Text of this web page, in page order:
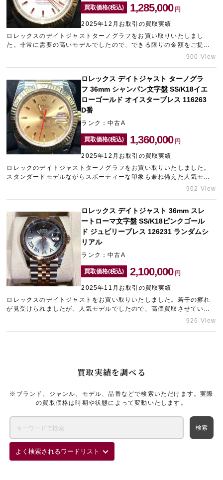
買取実績を調べる
※ブランド、ジャンル、モデル、品番などで検索いただけます。実際
の買取価格は時期や状態によって変動いたします。
よく検索されるワードリスト
です。ブランド時計の高価買取をご希望の方は、ぜひ新宿東口にある
ブランド買取店「ギャラリーレア新宿東口店」にお任せください。
買取価格(税込) 1,285,000 円
2025年12月お取引の買取実績
ロレックスのデイトジャストターノグラフをお買い取りいたしまし
た。非常に需要の高いモデルでしたので、できる限りの金額をご提示
させていただきました。タイムゾーン中野ブロードウェイは中野のブ
900 View
ロレックス デイトジャスト ターノグラ
フ 36mm シャンパン文字盤 SS/K18イエ
ローゴールド オイスターブレス 116263
D番
ランク：中古A
買取価格(税込) 1,360,000 円
2025年12月お取引の買取実績
ロレックのデイトジャストターノグラフをお買い取りいたしました。
スタンダードモデルながらスポーティーな印象も兼ね備えた人気モデ
ルでしたので、しっかりとした査定額を提示させていただきました。
902 View
ロレックス デイトジャスト 36mm スレ
ートローマ文字盤 SS/K18ピンクゴール
ド ジュビリーブレス 126231 ランダムシ
リアル
ランク：中古A
買取価格(税込) 2,100,000 円
2025年11月お取引の買取実績
ロレックスのデイトジャストをお買い取りいたしました。若干の擦れ
が見受けられましたが、人気モデルでしたので、高価買取させていた
だきました。ご不要になられたブランド時計がございましたら心斎橋
926 View